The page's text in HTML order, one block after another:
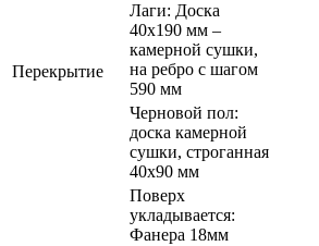
Перекрытие
Лаги: Доска
40х190 мм –
камерной сушки,
на ребро с шагом
590 мм
Черновой пол:
доска камерной
сушки, строганная
40х90 мм
Поверх
укладывается:
Фанера 18мм